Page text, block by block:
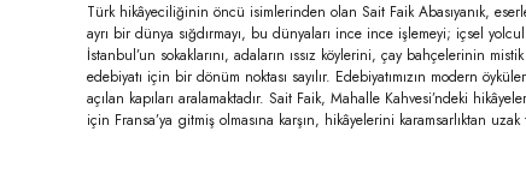
Türk hikâyeciliğinin öncü isimlerinden olan Sait Faik Abasıyanık,
ayrı bir dünya sığdırmayı, bu dünyaları ince ince işlemeyi; içsel
İstanbul’un sokaklarını, adaların ıssız köylerini, çay bahçelerinin
edebiyatı için bir dönüm noktası sayılır. Edebiyatımızın modern
açılan kapıları aralamaktadır. Sait Faik, Mahalle Kahvesi’ndeki
için Fransa’ya gitmiş olmasına karşın, hikâyelerini karamsarlıktan uzak